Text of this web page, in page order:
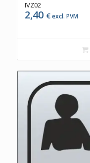
IVZ02
2,40 €excl. PVM